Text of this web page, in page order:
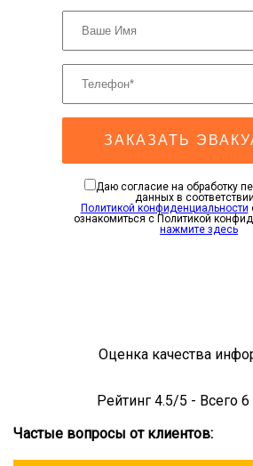
ЗАКАЗАТЬ
Даю согласие на обработку
данных в
Политикой конфиденциальности
ознакомиться с Политикой
нажмите здесь
Оценка качества
Рейтинг 4.5/5 - Всего 6
Частые вопросы от клиентов: